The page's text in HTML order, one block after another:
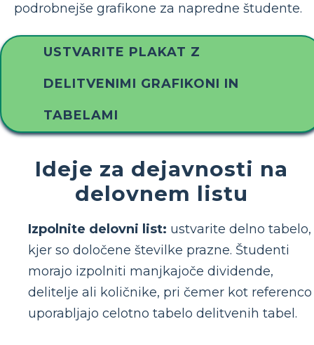
podrobnejše grafikone za napredne študente.
USTVARITE PLAKAT Z
DELITVENIMI GRAFIKONI IN
TABELAMI
Ideje za dejavnosti na
delovnem listu
Izpolnite delovni list: ustvarite delno tabelo,
kjer so določene številke prazne. Študenti
morajo izpolniti manjkajoče dividende,
delitelje ali količnike, pri čemer kot referenco
uporabljajo celotno tabelo delitvenih tabel.